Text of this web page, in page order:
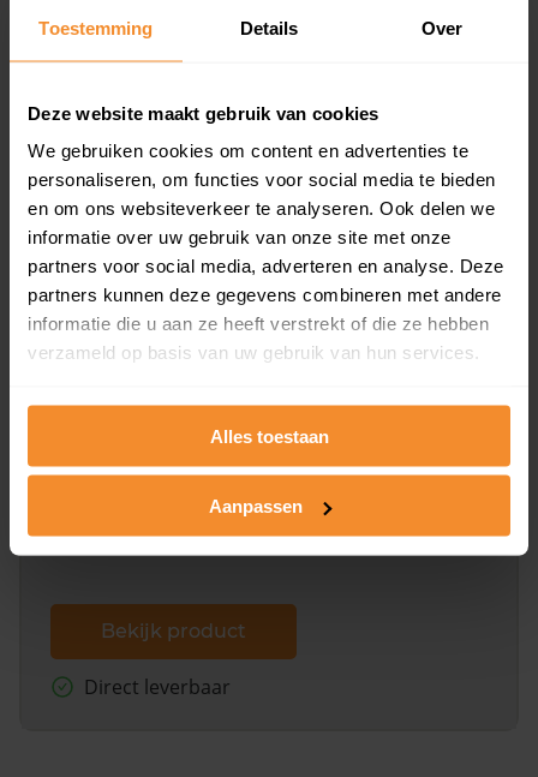
Toestemming Details Over
Deze website maakt gebruik van cookies
We gebruiken cookies om content en advertenties te
personaliseren, om functies voor social media te bieden
en om ons websiteverkeer te analyseren. Ook delen we
informatie over uw gebruik van onze site met onze
partners voor social media, adverteren en analyse. Deze
partners kunnen deze gegevens combineren met andere
informatie die u aan ze heeft verstrekt of die ze hebben
verzameld op basis van uw gebruik van hun services.
Alles toestaan
Aanpassen
Een overzicht van alle verkochte woningen (koopsom
Bekijk product
Direct leverbaar
Een uitgebreid overzicht van het perceel en
dit inclusief de luchtfoto!
Bekijk product
Direct leverbaar